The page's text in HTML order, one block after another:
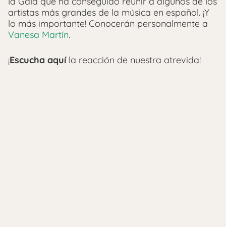
artistas más grandes de la música en español. ¡Y
lo más importante! Conocerán personalmente a
Vanesa Martín.
¡Escucha aquíla reacción de nuestra atrevida!